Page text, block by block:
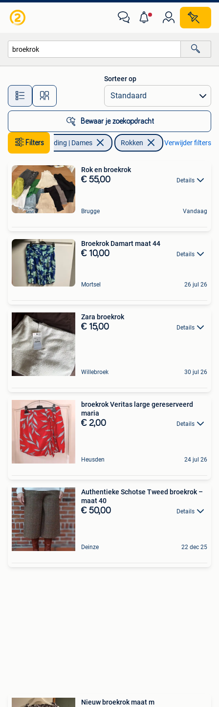
Alle afstanden…
Sorteer op
Bewaar je zoekopdracht
Filters Kleding | Dames Rokken Verwijder filters
Rok en broekrok
€ 55,00 Details
Brugge Vandaag
Broekrok Damart maat 44
€ 10,00 Details
Mortsel 26 jul 26
Zara broekrok
€ 15,00 Details
Willebroek 30 jul 26
broekrok Veritas large gereserveerd
maria
€ 2,00 Details
Heusden 24 jul 26
Authentieke Schotse Tweed broekrok –
maat 40
€ 50,00 Details
Deinze 22 dec 25
Nieuw broekrok maat m